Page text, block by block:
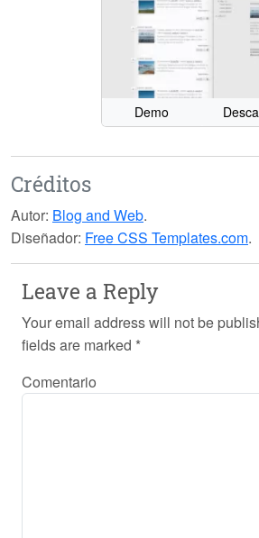
Demo
Créditos
Autor: Blog and Web.
Diseñador: Free CSS Templates.com.
Leave a Reply
Your email address will not be
fields are marked *
Comentario